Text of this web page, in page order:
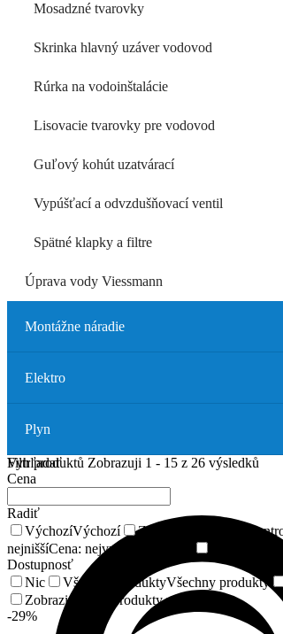
Mosadzné tvarovky
Skrinka hlavný uzáver vodovod
Rúrka na vodoinštalácie
Lisovacie tvarovky pre vodovod
Guľový kohút uzatvárací
Vypúšťací a odvzdušňovací ventil
Spätné klapky a filtre
Úprava vody Viessmann
Montážne náradie
Elektro
Plyn
Vyhľadať
Filtr produktů Zobrazuji 1 - 15 z 26 výsledků
Cena
Radiť
VýchozíVýchozí Zkontrolujte počet
nejniššíCena: nejvyšší do nejnišší Náhodné
Dostupnosť
Nic
Všechny produktyVšechny produkty
Zobrazit pouze produkty ve slevě
-29%